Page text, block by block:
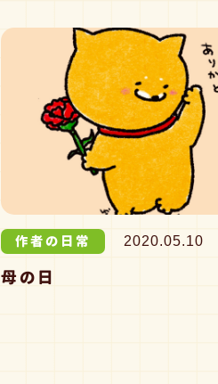
作者の日常 2020.05.10
母の日